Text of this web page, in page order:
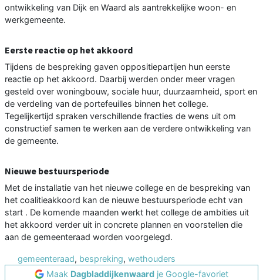
ontwikkeling van Dijk en Waard als aantrekkelijke woon- en
werkgemeente.
Eerste reactie op het akkoord
Tijdens de bespreking gaven oppositiepartijen hun eerste
reactie op het akkoord. Daarbij werden onder meer vragen
gesteld over woningbouw, sociale huur, duurzaamheid, sport en
de verdeling van de portefeuilles binnen het college.
Tegelijkertijd spraken verschillende fracties de wens uit om
constructief samen te werken aan de verdere ontwikkeling van
de gemeente.
Nieuwe bestuursperiode
Met de installatie van het nieuwe college en de bespreking van
het coalitieakkoord kan de nieuwe bestuursperiode echt van
start . De komende maanden werkt het college de ambities uit
het akkoord verder uit in concrete plannen en voorstellen die
aan de gemeenteraad worden voorgelegd.
gemeenteraad, bespreking, wethouders
Maak Dagbladdijkenwaard je Google-favoriet